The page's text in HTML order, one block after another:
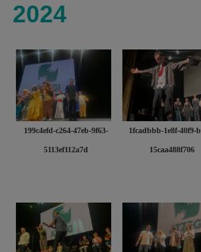
2024
199c4efd-c264-47eb-9f63-
5113ef112a7d
1fcadbbb-1e8f-40f9-
15caa488f706